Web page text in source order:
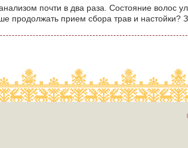
почти в два раза. Состояние волос
продолжать прием сбора трав и настойки?